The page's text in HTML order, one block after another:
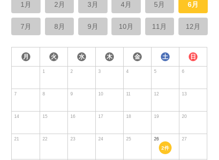
1月 2月 3月 4月 5月 6月
7月 8月 9月 10月 11月 12月
月 火 水 木 金 土 日
1 2 3 4 5 6
7 8 9 10 11 12 13
14 15 16 17 18 19 20
21 22 23 24 25 26
2件
27